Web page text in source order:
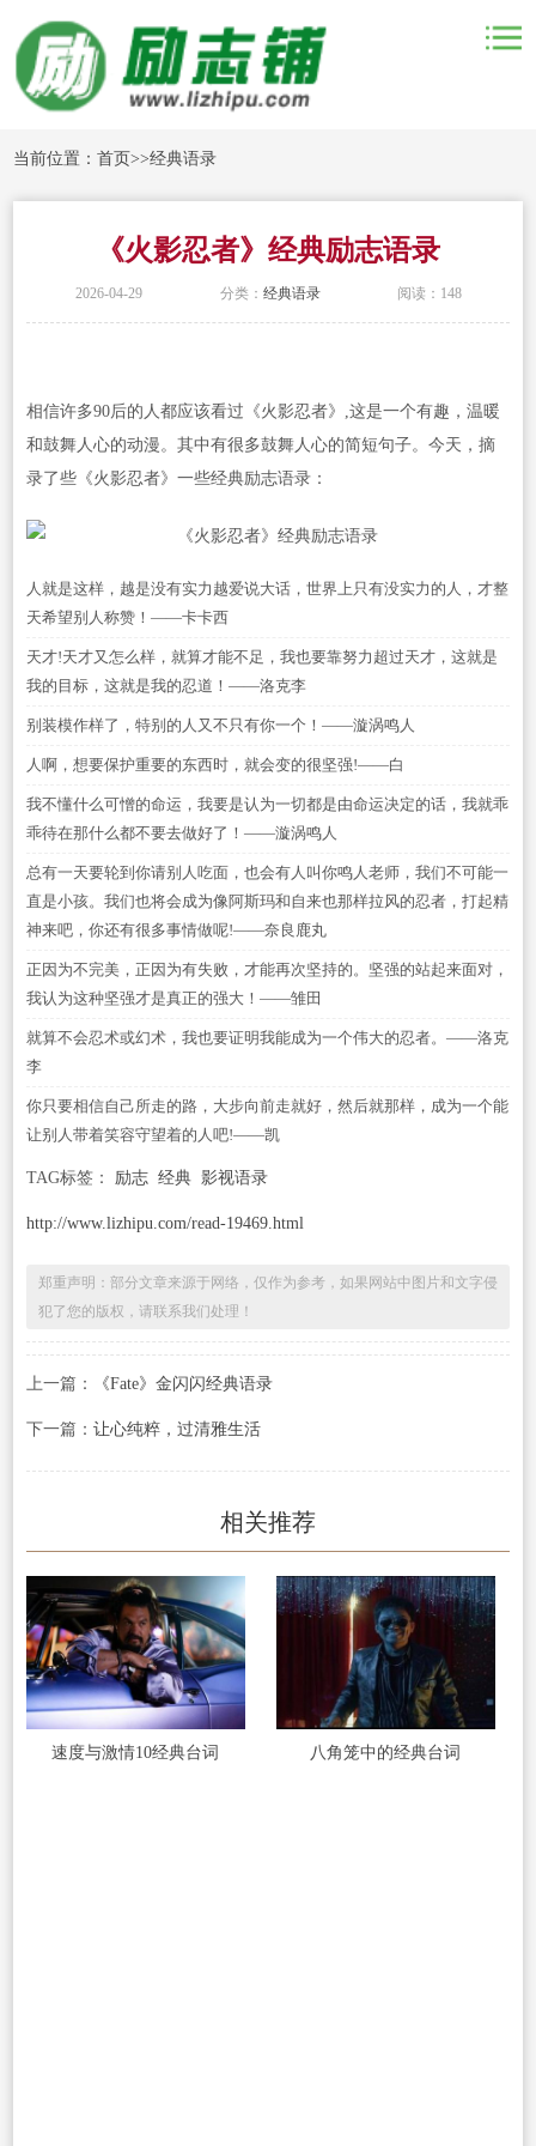
当前位置：首页>>经典语录
《火影忍者》经典励志语录
2026-04-29 分类： 经典语录 阅读：148
相信许多90后的人都应该看过《火影忍者》,这是一个有趣，温暖
和鼓舞人心的动漫。其中有很多鼓舞人心的简短句子。今天，摘
录了些《火影忍者》一些经典励志语录：
人就是这样，越是没有实力越爱说大话，世界上只有没实力的人，才整
天希望别人称赞！——卡卡西
天才!天才又怎么样，就算才能不足，我也要靠努力超过天才，这就是
我的目标，这就是我的忍道！——洛克李
别装模作样了，特别的人又不只有你一个！——漩涡鸣人
人啊，想要保护重要的东西时，就会变的很坚强!——白
我不懂什么可憎的命运，我要是认为一切都是由命运决定的话，我就乖
乖待在那什么都不要去做好了！——漩涡鸣人
总有一天要轮到你请别人吃面，也会有人叫你鸣人老师，我们不可能一
直是小孩。我们也将会成为像阿斯玛和自来也那样拉风的忍者，打起精
神来吧，你还有很多事情做呢!——奈良鹿丸
正因为不完美，正因为有失败，才能再次坚持的。坚强的站起来面对，
我认为这种坚强才是真正的强大！——雏田
就算不会忍术或幻术，我也要证明我能成为一个伟大的忍者。——洛克
李
你只要相信自己所走的路，大步向前走就好，然后就那样，成为一个能
让别人带着笑容守望着的人吧!——凯
TAG标签： 励志 经典 影视语录
http://www.lizhipu.com/read-19469.html
郑重声明：部分文章来源于网络，仅作为参考，如果网站中图片和文字侵
犯了您的版权，请联系我们处理！
上一篇： 《Fate》金闪闪经典语录
下一篇： 让心纯粹，过清雅生活
相关推荐
速度与激情10经典台词 八角笼中的经典台词